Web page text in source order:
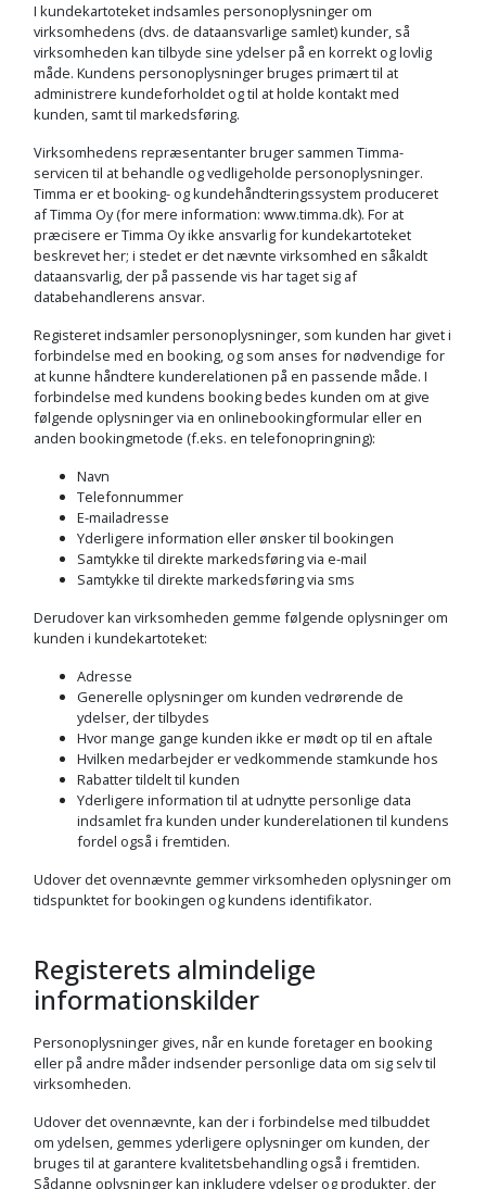
I kundekartoteket indsamles personoplysninger om
virksomhedens (dvs. de dataansvarlige samlet) kunder, så
virksomheden kan tilbyde sine ydelser på en korrekt og lovlig
måde. Kundens personoplysninger bruges primært til at
administrere kundeforholdet og til at holde kontakt med
kunden, samt til markedsføring.
Virksomhedens repræsentanter bruger sammen Timma-
servicen til at behandle og vedligeholde personoplysninger.
Timma er et booking- og kundehåndteringssystem produceret
af Timma Oy (for mere information: www.timma.dk). For at
præcisere er Timma Oy ikke ansvarlig for kundekartoteket
beskrevet her; i stedet er det nævnte virksomhed en såkaldt
dataansvarlig, der på passende vis har taget sig af
databehandlerens ansvar.
Registeret indsamler personoplysninger, som kunden har givet i
forbindelse med en booking, og som anses for nødvendige for
at kunne håndtere kunderelationen på en passende måde. I
forbindelse med kundens booking bedes kunden om at give
følgende oplysninger via en onlinebookingformular eller en
anden bookingmetode (f.eks. en telefonopringning):
Navn
Telefonnummer
E-mailadresse
Yderligere information eller ønsker til bookingen
Samtykke til direkte markedsføring via e-mail
Samtykke til direkte markedsføring via sms
Derudover kan virksomheden gemme følgende oplysninger om
kunden i kundekartoteket:
Adresse
Generelle oplysninger om kunden vedrørende de
ydelser, der tilbydes
Hvor mange gange kunden ikke er mødt op til en aftale
Hvilken medarbejder er vedkommende stamkunde hos
Rabatter tildelt til kunden
Yderligere information til at udnytte personlige data
indsamlet fra kunden under kunderelationen til kundens
fordel også i fremtiden.
Udover det ovennævnte gemmer virksomheden oplysninger om
tidspunktet for bookingen og kundens identifikator.
Registerets almindelige
informationskilder
Personoplysninger gives, når en kunde foretager en booking
eller på andre måder indsender personlige data om sig selv til
virksomheden.
Udover det ovennævnte, kan der i forbindelse med tilbuddet
om ydelsen, gemmes yderligere oplysninger om kunden, der
bruges til at garantere kvalitetsbehandling også i fremtiden.
Sådanne oplysninger kan inkludere ydelser og produkter, der